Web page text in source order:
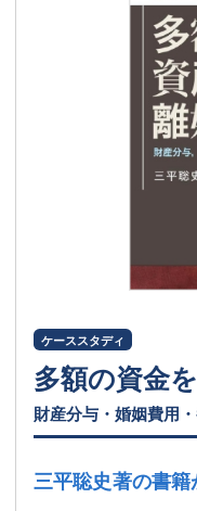
多額の資金
ケーススタディ
財産分与・婚姻費用
三平聡史著の書籍